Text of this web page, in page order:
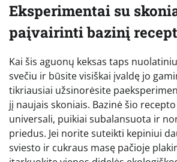
Eksperimentai su
paįvairinti bazinį
Kai šis aguonų keksas taps
svečiu ir būsite visiškai įvaldę jo
tikriausiai užsinorėsite
jį naujais skoniais. Bazinė šio
universali, puikiai subalansuota ir
priedus. Jei norite suteikti kepiniui
sviesto ir cukraus masę pačioje